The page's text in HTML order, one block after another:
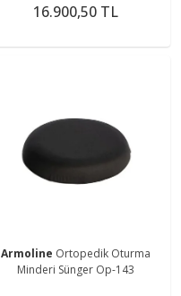
16.900,50 TL
Armoline Ortopedik Oturma
Minderi Sünger Op-143